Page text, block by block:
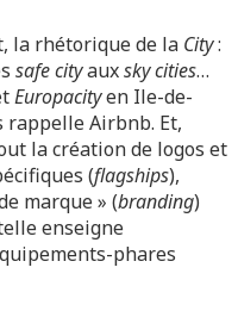
la rhétorique de la City:
safe cityauxsky cities…
Europacityen Ile-de-
rappelle Airbnb. Et,
la création de logos et
(flagships),
marque » (branding)
enseigne
phares